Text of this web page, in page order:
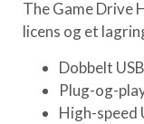
The Game Drive
licens og et
Dobbelt
Plug-og-
High-speed